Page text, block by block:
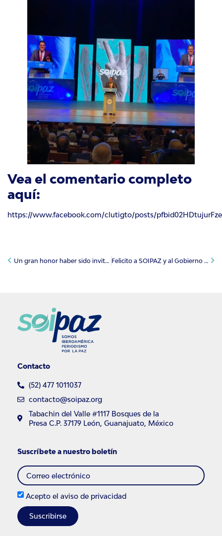
Vea el comentario completo
aquí:
https://www.facebook.com/clutigto/posts/
Un gran honor haber sido invitado: Pepe Báez Felicito a SOIPAZ y al Gobierno de Guanajuato: Javier Mendoza Márquez
Contacto
(52) 477 1011037
contacto@soipaz.org
Tabachin del Valle #1117 Bosques de la
Presa C.P. 37179 León, Guanajuato, México
Suscríbete a nuestro boletín
Acepto el aviso de privacidad
Suscribirse